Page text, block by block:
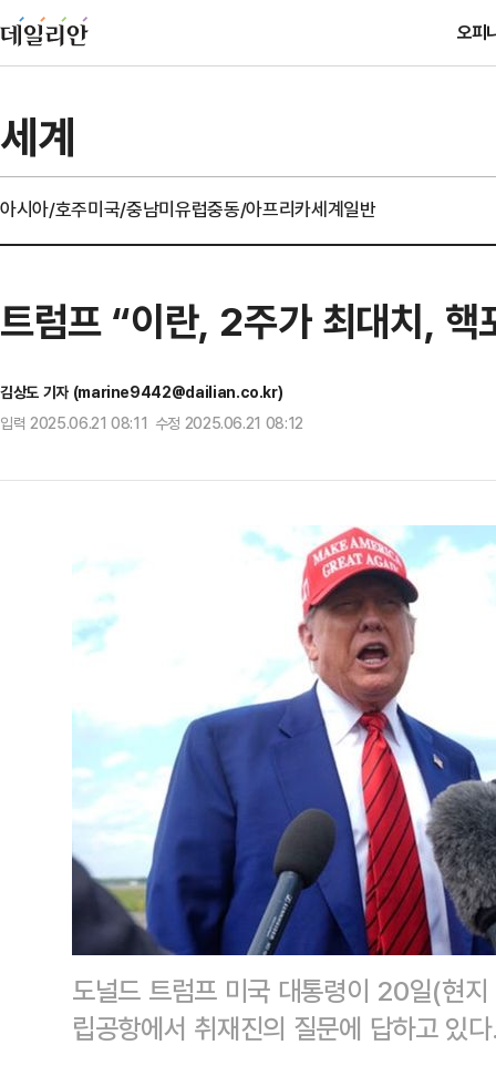
오피
세계
아시아/호주미국/중남미유럽중동/아프리카세계일반
트럼프 “이란, 2주가 최대치,
김상도 기자 (marine9442@dailian.co.kr)
입력 2025.06.21 08:11 수정 2025.06.21 08:12
도널드 트럼프 미국 대통령이 20일(현
립공항에서 취재진의 질문에 답하고